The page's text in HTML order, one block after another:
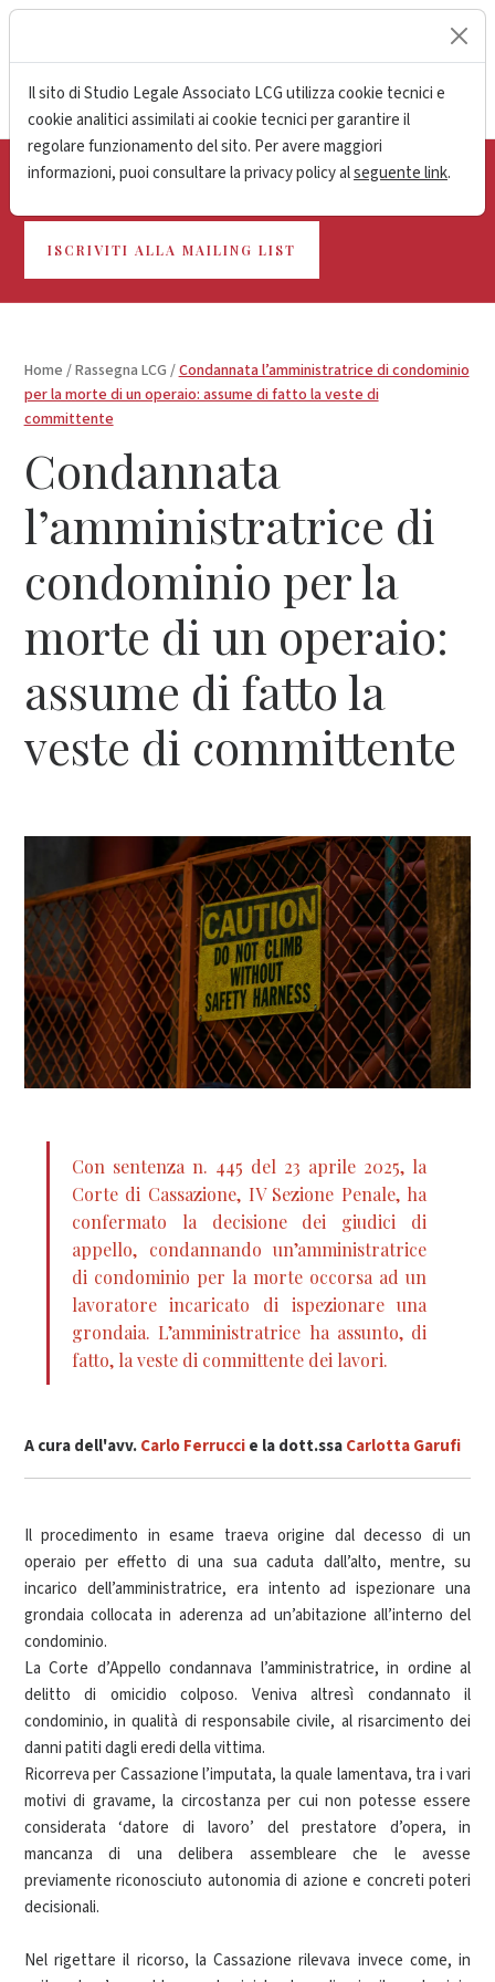
Resta aggiornato sulle ultime novità
ISCRIVITI ALLA MAILING LIST
Home /Rassegna LCG /Condannata l’amministratrice di condominio
per la morte di un operaio: assume di fatto la veste di
committente
Condannata
l’amministratrice di
condominio per la
morte di un operaio:
assume di fatto la
veste di committente
Con sentenza n. 445 del 23 aprile 2025, la
Corte di Cassazione, IV Sezione Penale, ha
confermato la decisione dei giudici di
appello, condannando un’amministratrice
di condominio per la morte occorsa ad un
lavoratore incaricato di ispezionare una
grondaia. L’amministratrice ha assunto, di
fatto, la veste di committente dei lavori.
A curadell'avv.Carlo Ferruccie ladott.ssaCarlotta Garufi
Il procedimento in esame traeva origine dal decesso di un
operaio per effetto di una sua caduta dall’alto, mentre, su
incarico dell’amministratrice, era intento ad ispezionare una
grondaia collocata in aderenza ad un’abitazione all’interno del
condominio.
La Corte d’Appello condannava l’amministratrice, in ordine al
delitto di omicidio colposo. Veniva altresì condannato il
condominio, in qualità di responsabile civile, al risarcimento dei
danni patiti dagli eredi della vittima.
Ricorreva per Cassazione l’imputata, la quale lamentava, tra i vari
motivi di gravame, la circostanza per cui non potesse essere
considerata ‘datore di lavoro’ del prestatore d’opera, in
mancanza di una delibera assembleare che le avesse
previamente riconosciuto autonomia di azione e concreti poteri
decisionali.
Nel rigettare il ricorso, la Cassazione rilevava invece come, in
Il sito di Studio Legale Associato LCG utilizza cookie tecnici e
cookie analitici assimilati ai cookie tecnici per garantire il
regolare funzionamento del sito. Per avere maggiori
informazioni, puoi consultare la privacy policy alseguente link.